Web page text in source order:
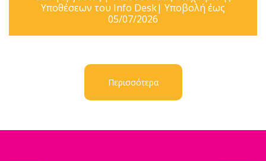
Υποθέσεων του Info Desk| Υποβολή έως
05/07/2026
Περισσότερα